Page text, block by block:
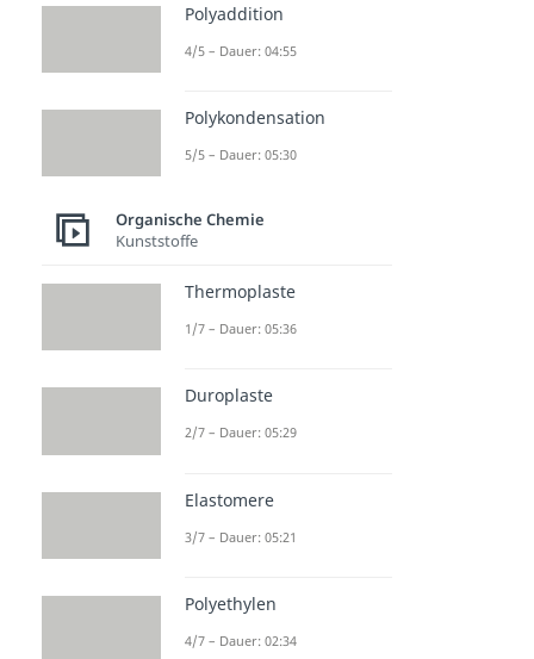
Polyaddition
4/5 – Dauer: 04:55
Polykondensation
5/5 – Dauer: 05:30
Organische Chemie
Kunststoffe
Thermoplaste
1/7 – Dauer: 05:36
Duroplaste
2/7 – Dauer: 05:29
Elastomere
3/7 – Dauer: 05:21
Polyethylen
4/7 – Dauer: 02:34